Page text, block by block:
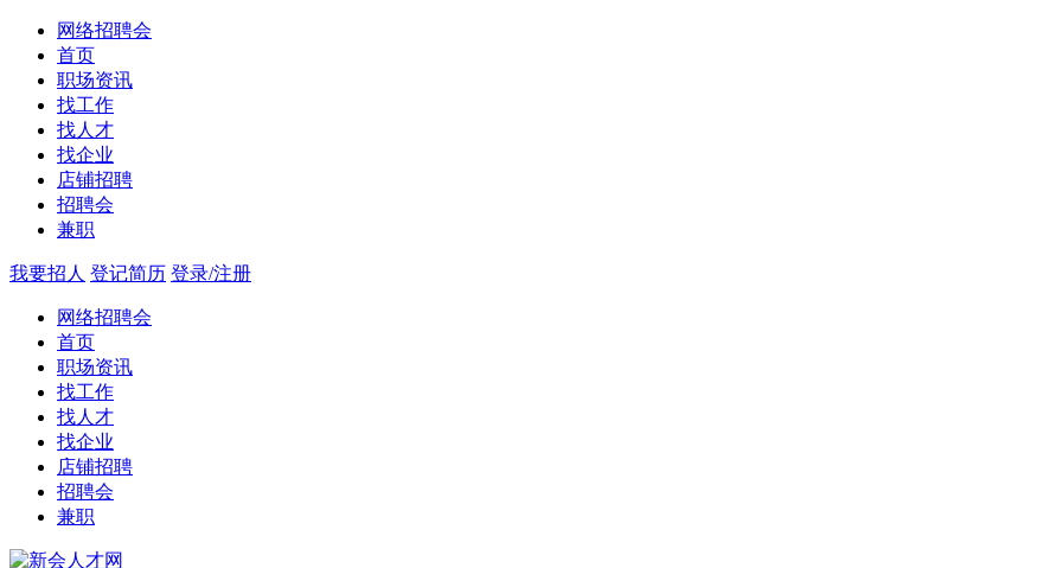
网络招聘会
首页
职场资讯
找工作
找人才
找企业
店铺招聘
招聘会
兼职
我要招人 登记简历 登录/注册
网络招聘会
首页
职场资讯
找工作
找人才
找企业
店铺招聘
招聘会
兼职